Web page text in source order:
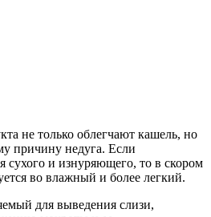
не только облегчают кашель, но
причину недуга. Если
сухого и изнуряющего, то в скором
во влажный и более легкий.
для выведения слизи,